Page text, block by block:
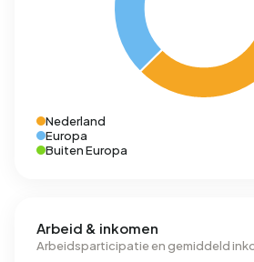
Nederland
Europa
Buiten Europa
Arbeid & inkomen
Arbeidsparticipatie en gemiddeld